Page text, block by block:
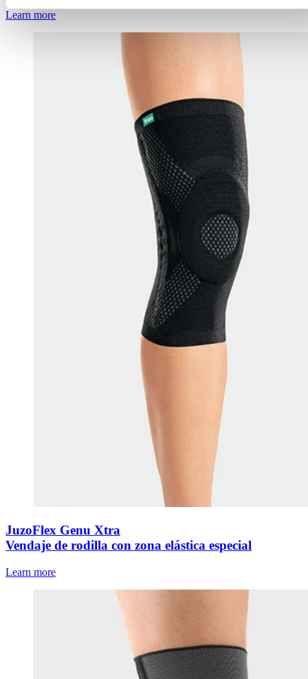
Learn more
JuzoFlex Genu Xtra
Vendaje de rodilla con zona elástica especial
Learn more